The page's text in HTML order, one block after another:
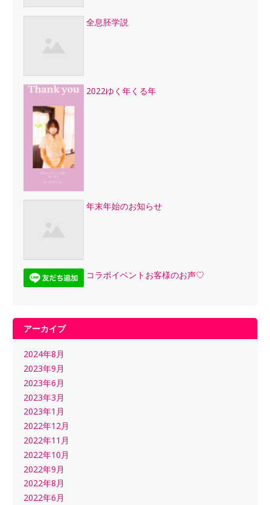
全息胚学説
2022ゆく年くる年
年末年始のお知らせ
コラボイベントお客様のお声♡
アーカイブ
2024年8月
2023年9月
2023年6月
2023年3月
2023年1月
2022年12月
2022年11月
2022年10月
2022年9月
2022年8月
2022年6月